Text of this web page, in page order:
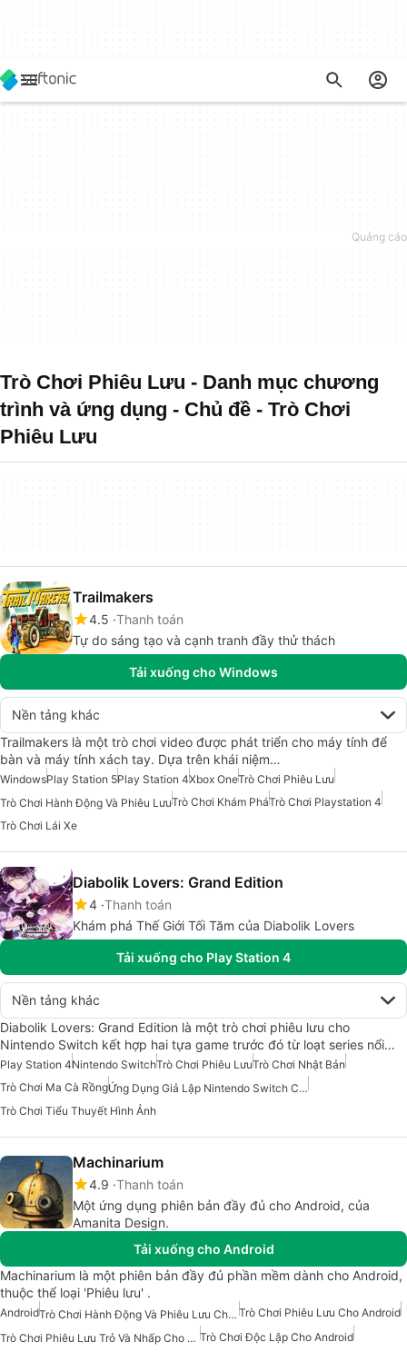
Trò Chơi Phiêu Lưu - Danh mục chương
trình và ứng dụng - Chủ đề - Trò Chơi
Phiêu Lưu
Trailmakers
4.5 Thanh toán
Tự do sáng tạo và cạnh tranh đầy thử thách
Tải xuống cho Windows
Nền tảng khác
Trailmakers là một trò chơi video được phát triển cho máy tính để
bàn và máy tính xách tay. Dựa trên khái niệm…
WindowsPlay Station 5Play Station 4Xbox OneTrò Chơi Phiêu Lưu
Trò Chơi Hành Động Và Phiêu LưuTrò Chơi Khám PháTrò Chơi Playstation 4
Trò Chơi Lái Xe
Diabolik Lovers: Grand Edition
4 Thanh toán
Khám phá Thế Giới Tối Tăm của Diabolik Lovers
Tải xuống cho Play Station 4
Nền tảng khác
Diabolik Lovers: Grand Edition là một trò chơi phiêu lưu cho
Nintendo Switch kết hợp hai tựa game trước đó từ loạt series nổi…
Play Station 4Nintendo SwitchTrò Chơi Phiêu LưuTrò Chơi Nhật Bản
Trò Chơi Ma Cà Rồng
Ứng Dụng Giả Lập Nintendo Switch Cho Android
Trò Chơi Tiểu Thuyết Hình Ảnh
Machinarium
4.9 Thanh toán
Một ứng dụng phiên bản đầy đủ cho Android, của
Amanita Design.
Tải xuống cho Android
Machinarium là một phiên bản đầy đủ phần mềm dành cho Android,
thuộc thể loại 'Phiêu lưu' .
Android Trò Chơi Hành Động Và Phiêu Lưu Cho Android Trò Chơi Phiêu Lưu Cho Android
Trò Chơi Phiêu Lưu Trỏ Và Nhấp Cho Android Trò Chơi Độc Lập Cho Android